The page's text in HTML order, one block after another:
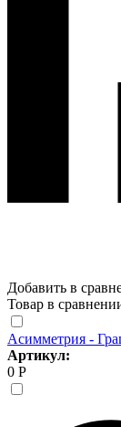
Добавить в
Товар в
Асимметрия -
Артикул:
0 Р